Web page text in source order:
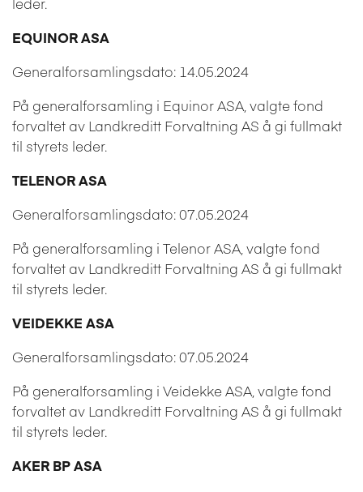
EQUINOR ASA
Generalforsamlingsdato: 14.05.2024
På generalforsamling i Equinor ASA, valgte fond
forvaltet av Landkreditt Forvaltning AS å gi fullmakt
til styrets leder.
TELENOR ASA
Generalforsamlingsdato: 07.05.2024
På generalforsamling i Telenor ASA, valgte fond
forvaltet av Landkreditt Forvaltning AS å gi fullmakt
til styrets leder.
VEIDEKKE ASA
Generalforsamlingsdato: 07.05.2024
På generalforsamling i Veidekke ASA, valgte fond
forvaltet av Landkreditt Forvaltning AS å gi fullmakt
til styrets leder.
AKER BP ASA